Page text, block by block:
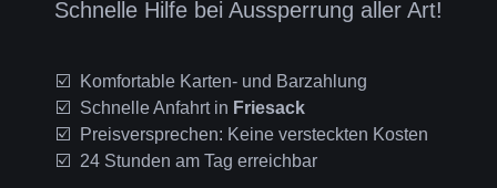
Schnelle Hilfe bei Aussperrung aller Art!
Komfortable Karten- und Barzahlung
Schnelle Anfahrt in Friesack
Preisversprechen: Keine versteckten Kosten
24 Stunden am Tag erreichbar